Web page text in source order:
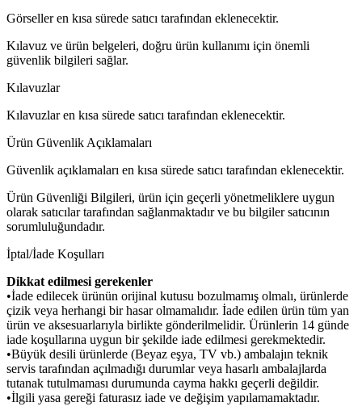
Görseller en kısa sürede satıcı tarafından eklenecektir.
Kılavuz ve ürün belgeleri, doğru ürün kullanımı için önemli
güvenlik bilgileri sağlar.
Kılavuzlar
Kılavuzlar en kısa sürede satıcı tarafından eklenecektir.
Ürün Güvenlik Açıklamaları
Güvenlik açıklamaları en kısa sürede satıcı tarafından eklenecektir.
Ürün Güvenliği Bilgileri, ürün için geçerli yönetmeliklere uygun
olarak satıcılar tarafından sağlanmaktadır ve bu bilgiler satıcının
sorumluluğundadır.
İptal/İade Koşulları
Dikkat edilmesi gerekenler
•İade edilecek ürünün orijinal kutusu bozulmamış olmalı, ürünlerde
çizik veya herhangi bir hasar olmamalıdır. İade edilen ürün tüm yan
ürün ve aksesuarlarıyla birlikte gönderilmelidir. Ürünlerin 14 günde
iade koşullarına uygun bir şekilde iade edilmesi gerekmektedir.
•Büyük desili ürünlerde (Beyaz eşya, TV vb.) ambalajın teknik
servis tarafından açılmadığı durumlar veya hasarlı ambalajlarda
tutanak tutulmaması durumunda cayma hakkı geçerli değildir.
•İlgili yasa gereği faturasız iade ve değişim yapılamamaktadır.